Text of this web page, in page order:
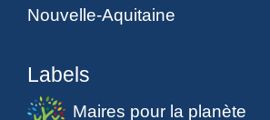
Nouvelle-Aquitaine
Labels
Maires pour la planète